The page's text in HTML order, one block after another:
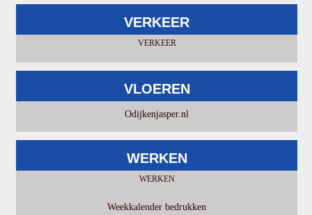
VERKEER
VERKEER
VLOEREN
Odijkenjasper.nl
WERKEN
WERKEN
Weekkalender bedrukken